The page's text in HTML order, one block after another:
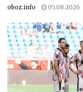
oboz.info 05.08.2026